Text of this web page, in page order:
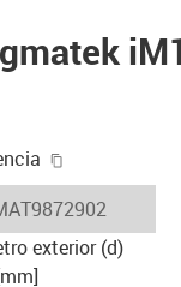
icon-lieferzeit
exterior (d)